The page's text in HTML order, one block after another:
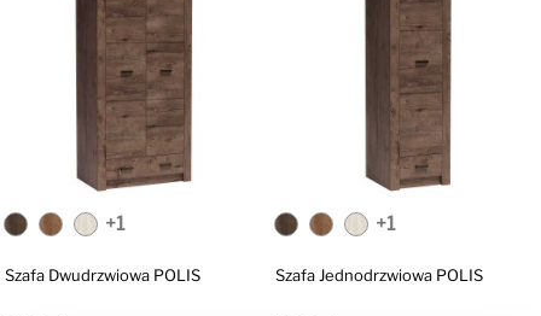
+1
Szafa Dwudrzwiowa POLIS
+1
Szafa Jednodrzwiowa POLIS